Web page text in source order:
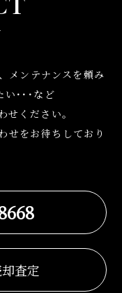
メンテナンスを頼み
い･･･など
せください。
せをお待ちしており
査定